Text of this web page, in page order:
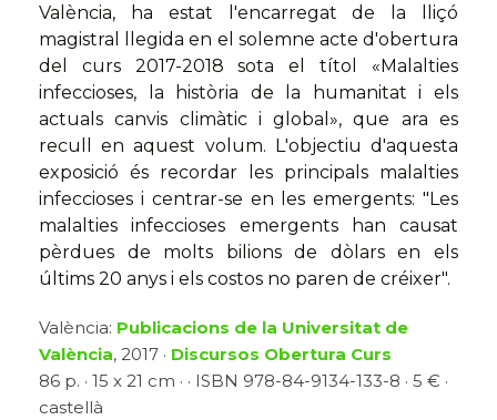
València, ha estat l'encarregat de la lliçó
magistral llegida en el solemne acte d'obertura
del curs 2017-2018 sota el títol «Malalties
infeccioses, la història de la humanitat i els
actuals canvis climàtic i global», que ara es
recull en aquest volum. L'objectiu d'aquesta
exposició és recordar les principals malalties
infeccioses i centrar-se en les emergents: "Les
malalties infeccioses emergents han causat
pèrdues de molts bilions de dòlars en els
últims 20 anys i els costos no paren de créixer".
València: Publicacions de la Universitat de
València, 2017 · Discursos Obertura Curs
86 p. · 15 x 21 cm · · ISBN 978-84-9134-133-8 · 5 € ·
castellà